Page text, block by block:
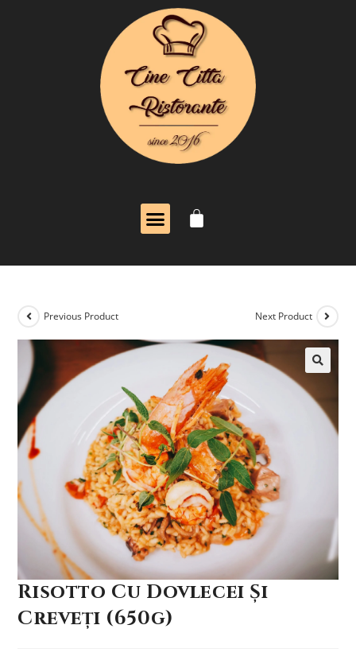
Previous Product Next Product
Risotto Cu Dovlecei Și
Creveți (650g)